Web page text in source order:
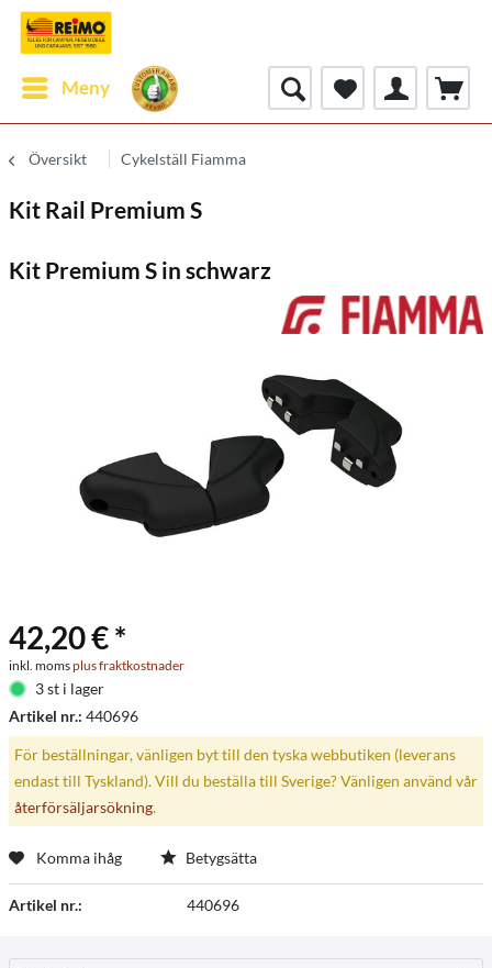
Meny
Översikt Cykelställ Fiamma
Kit Rail Premium S
Kit Premium S in schwarz
42,20 € *
inkl. momsplus fraktkostnader
3 st i lager
Artikel nr.: 440696
För beställningar, vänligen byt till den tyska webbutiken (leverans
endast till Tyskland). Vill du beställa till Sverige? Vänligen använd vår
återförsäljarsökning.
Komma ihåg Betygsätta
Artikel nr.: 440696